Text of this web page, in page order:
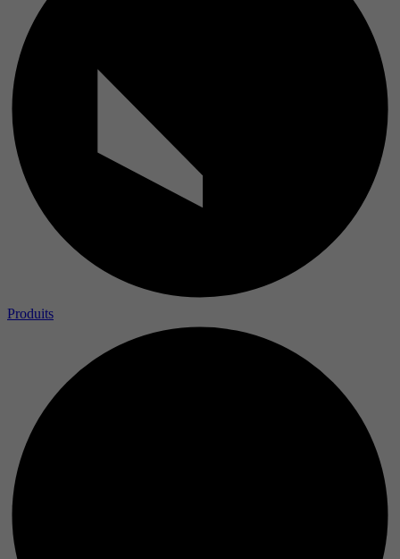
Produits